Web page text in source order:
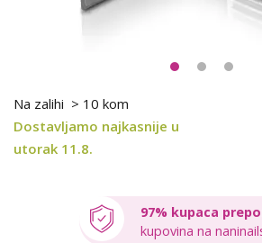
Na zalihi > 10 kom
Dostavljamo najkasnije u
utorak 11.8.
97% kupaca
kupovina na